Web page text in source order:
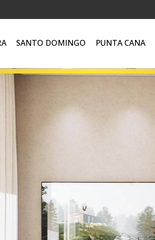
SANTO DOMINGO PUNTA CANA